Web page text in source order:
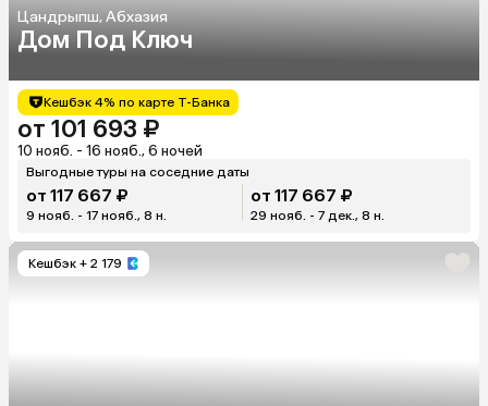
Цандрыпш, Абхазия
Дом Под Ключ
Кешбэк 4% по карте Т-Банка
от 101 693 ₽
10 нояб. - 16 нояб., 6 ночей
Выгодные туры на соседние даты
от 117 667 ₽
9 нояб. - 17 нояб., 8 н.
от 117 667 ₽
29 нояб. - 7 дек., 8 н.
Кешбэк + 2 179